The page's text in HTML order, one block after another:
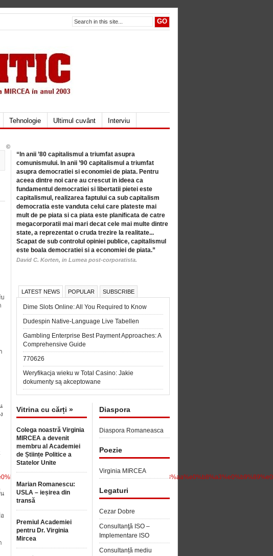
Tehnologie Ultimul cuvânt
Interviu
“In anii ’80 capitalismul a triumfat asupra
comunismului. In anii ’90 capitalismul a triumfat
asupra democratiei si economiei de piata. Pentru
aceea dintre noi care au crescut in ideea ca
fundamentul democratiei si libertatii pietei este
capitalismul, realizarea faptului ca sub capitalism
democratia este vanduta celui care plateste mai
mult de pe piata si ca piata este planificata de catre
megacorporatii mai mari decat cele mai multe dintre
state, a reprezentat o cruda trezire la realitate...
Scapat de sub controlul opiniei publice, capitalismul
este boala democratiei si a economiei de piata.”
David C. Korten, in Lumea post-corporatista.
LATEST NEWS POPULAR SUBSCRIBE
Dime Slots Online: All You Required to Know
Dudespin Native-Language Live Tabellen
Gambling Enterprise Best Payment Approaches: A
Comprehensive Guide
770626
Weryfikacja wieku w Total Casino: Jakie
dokumenty są akceptowane
Vitrina cu cărți »
Colega noastră Virginia
MIRCEA a devenit
membru al Academiei
de Științe Politice a
Statelor Unite
Marian Romanescu:
USLA – ieșirea din
transă
Premiul Academiei
pentru Dr. Virginia
Mircea
Diaspora
Diaspora Romaneasca
Poezie
Virginia MIRCEA
Legaturi
Cezar Dobre
Consultanţă ISO –
Implementare ISO
Consultanță mediu
©